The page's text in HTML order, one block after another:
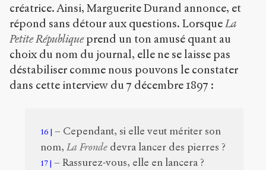
créatrice. Ainsi, Marguerite Durand annonce, et
répond sans détour aux questions. LorsqueLa
Petite Républiqueprend un ton amusé quant au
choix du nom du journal, elle ne se laisse pas
déstabiliser comme nous pouvons le constater
dans cette interview du 7 décembre 1897 :
16
– Cependant, si elle veut mériter son
nom,La Fronde devra lancer des pierres ?
17 – Rassurez-vous, elle en lancera ?